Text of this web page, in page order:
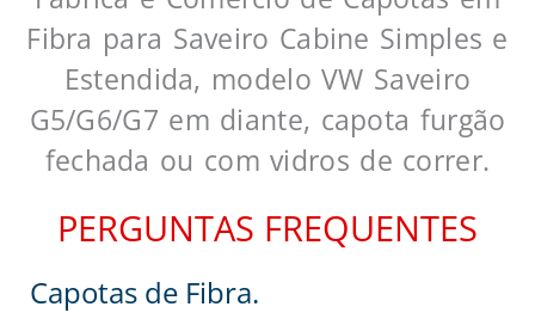
Fibra para Saveiro Cabine Simples e
Estendida, modelo VW Saveiro
G5/G6/G7 em diante, capota furgão
fechada ou com vidros de correr.
PERGUNTAS FREQUENTES
Capotas de Fibra.